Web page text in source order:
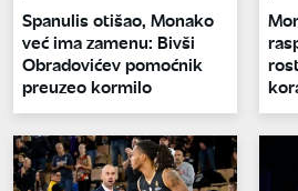
Spanulis otišao, Monako
već ima zamenu: Bivši
Obradovićev pomoćnik
preuzeo kormilo